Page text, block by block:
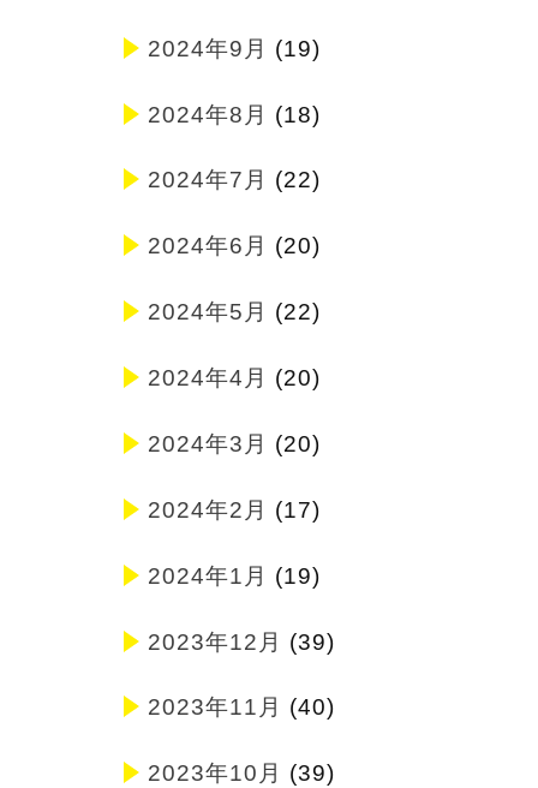
2024年9月 (19)
2024年8月 (18)
2024年7月 (22)
2024年6月 (20)
2024年5月 (22)
2024年4月 (20)
2024年3月 (20)
2024年2月 (17)
2024年1月 (19)
2023年12月 (39)
2023年11月 (40)
2023年10月 (39)